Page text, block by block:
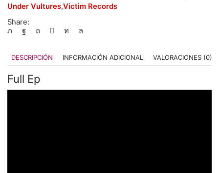
Under Vultures,Victim Records
Share:
DESCRIPCIÓN INFORMACIÓN ADICIONAL VALORACIONES (0)
Full Ep